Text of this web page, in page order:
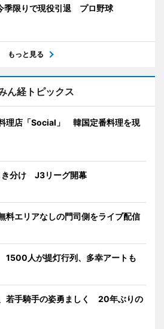
季限りで現役引退 プロ野球
もっと見る
ん経トピックス
理店「Social」 韓国定番料理を現
き分け J3リーグ開幕
料エリアなしの門司側をライブ配信
1500人が提灯行列、多幸アートも
若手騎手の姿勇ましく 20年ぶりの